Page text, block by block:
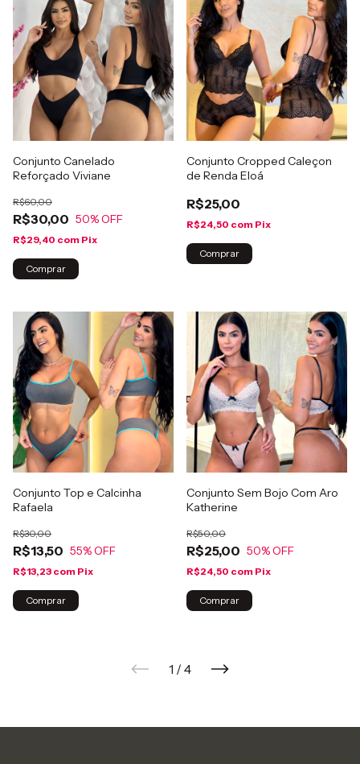
Conjunto Canelado
Reforçado Viviane
R$30,00
R$60,00
50% OFF
R$29,40 com Pix
Comprar
Conjunto Cropped Caleçon
de Renda Eloá
R$25,00
R$24,50 com Pix
Comprar
Conjunto Top e Calcinha
Rafaela
R$13,50
R$30,00
55% OFF
R$13,23 com Pix
Comprar
Conjunto Sem Bojo Com Aro
Katherine
R$25,00
R$50,00
50% OFF
R$24,50 com Pix
Comprar
1 / 4